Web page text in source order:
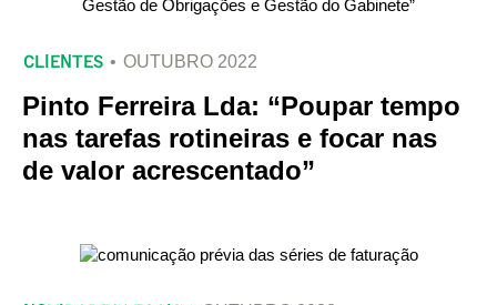
CLIENTES OUTUBRO 2022
Pinto Ferreira Lda: “Poupar tempo
nas tarefas rotineiras e focar nas
de valor acrescentado”